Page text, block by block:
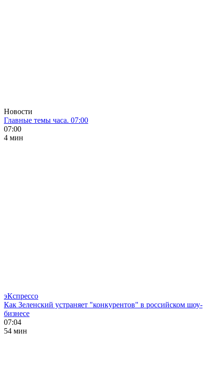
Новости
Главные темы часа. 07:00
07:00
4 мин
эКспрессо
Как Зеленский устраняет "конкурентов" в российском шоу-
бизнесе
07:04
54 мин